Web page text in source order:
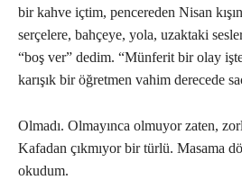
bir kahve içtim, pencereden Nisan
serçelere, bahçeye, yola, uzaktaki
“boş ver” dedim. “Münferit bir olay
karışık bir öğretmen vahim derecede
Olmadı. Olmayınca olmuyor zaten,
Kafadan çıkmıyor bir türlü. Masama
okudum.